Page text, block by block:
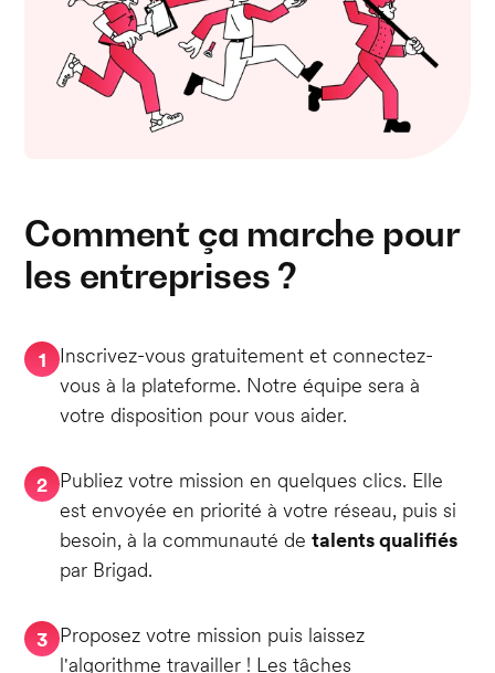
Comment ça marche pour
les entreprises ?
1
Inscrivez-vous gratuitement et connectez-
vous à la plateforme. Notre équipe sera à
votre disposition pour vous aider.
2 Publiez votre mission en quelques clics. Elle
est envoyée en priorité à votre réseau, puis si
besoin, à la communauté detalents qualifiés
par Brigad.
3 Proposez votre mission puis laissez
l'algorithme travailler ! Les tâches